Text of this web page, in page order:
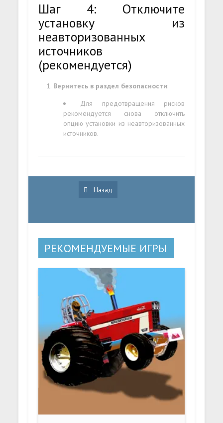
Шаг 4: Отключите
установку из
неавторизованных
источников
(рекомендуется)
Вернитесь в раздел безопасности:
Для предотвращения рисков
рекомендуется снова отключить
опцию установки из неавторизованных
источников.
Назад
РЕКОМЕНДУЕМЫЕ ИГРЫ